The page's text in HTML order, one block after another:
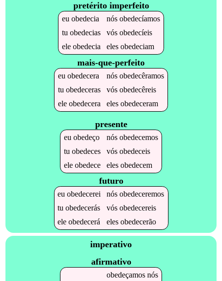
pretérito imperfeito
eu obedecia nós obedecíamos
tu obedecias vós obedecíeis
ele obedecia eles obedeciam
mais-que-perfeito
eu obedecera nós obedecêramos
tu obedeceras vós obedecêreis
ele obedecera eles obedeceram
presente
eu obedeço nós obedecemos
tu obedeces vós obedeceis
ele obedece eles obedecem
futuro
euobedecerei nósobedeceremos
tuobedecerás vósobedecereis
eleobedecerá elesobedecerão
imperativo
afirmativo
obedeçamosnós